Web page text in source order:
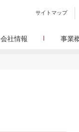
サイトマップ
会社情報 事業